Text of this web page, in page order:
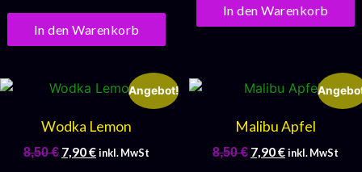
In den Warenkorb
In den Warenkorb
Angebot!
Wodka Lemon
8,50€ 7,90€inkl. MwSt
Malibu Apfel
8,50€ 7,90€inkl. MwSt